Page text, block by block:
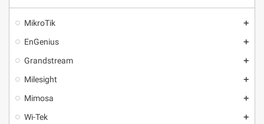
MikroTik add
EnGenius add
Grandstream add
Milesight add
Mimosa add
Wi-Tek add